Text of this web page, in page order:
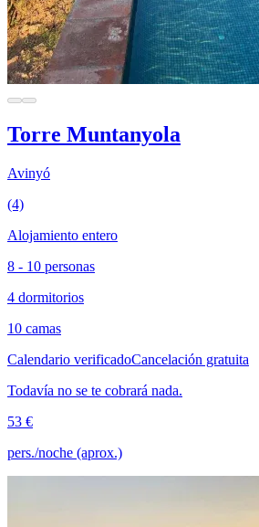
Torre Muntanyola
Avinyó
(4)
Alojamiento entero
8 - 10 personas
4 dormitorios
10 camas
Calendario verificadoCancelación gratuita
Todavía no se te cobrará nada.
53 €
pers./noche (aprox.)